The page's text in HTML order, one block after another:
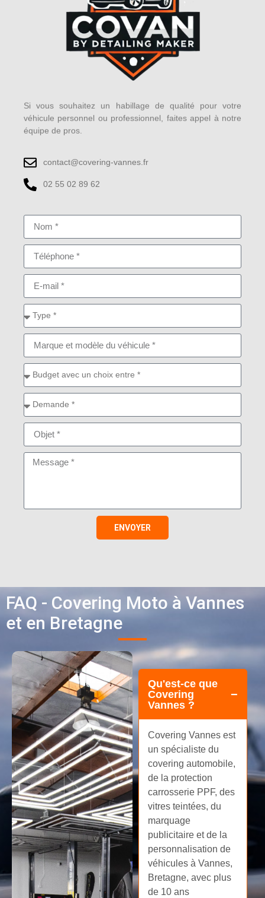
Si vous souhaitez un habillage de qualité pour votre
véhicule personnel ou professionnel, faites appel à notre
équipe de pros.
contact@covering-vannes.fr
02 55 02 89 62
ENVOYER
FAQ - Covering Moto à Vannes
et en Bretagne
Qu'est-ce que
Covering
Vannes ?
Covering Vannes est
un spécialiste du
covering automobile,
de la protection
carrosserie PPF, des
vitres teintées, du
marquage
publicitaire et de la
personnalisation de
véhicules à Vannes,
Bretagne, avec plus
de 10 ans